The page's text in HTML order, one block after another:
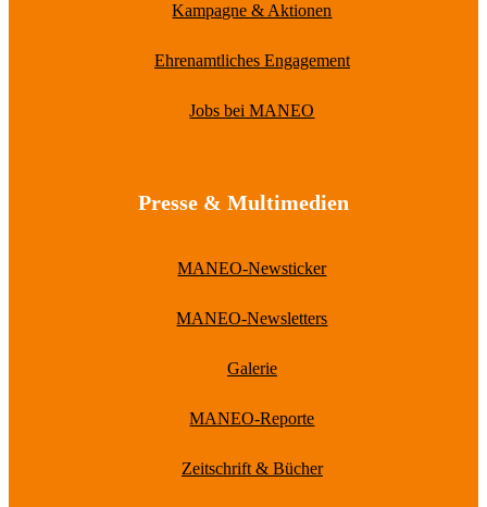
Kampagne & Aktionen
Ehrenamtliches Engagement
Jobs bei MANEO
Presse & Multimedien
MANEO-Newsticker
MANEO-Newsletters
Galerie
MANEO-Reporte
Zeitschrift & Bücher